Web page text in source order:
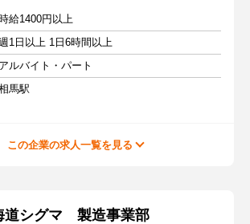
給1400円以上
1日以上 1日6時間以上
アルバイト・パート
馬駅
この企業の求人一覧を見る
道シグマ 製造事業部